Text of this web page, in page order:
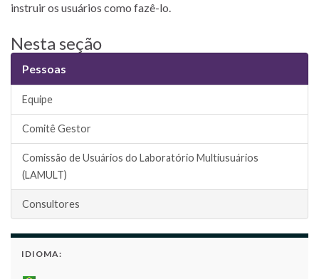
instruir os usuários como fazê-lo.
Nesta seção
Pessoas
Equipe
Comitê Gestor
Comissão de Usuários do Laboratório Multiusuários
(LAMULT)
Consultores
IDIOMA: